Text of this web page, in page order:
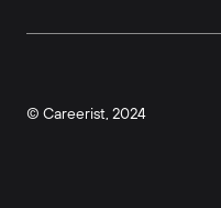
© Careerist, 2024